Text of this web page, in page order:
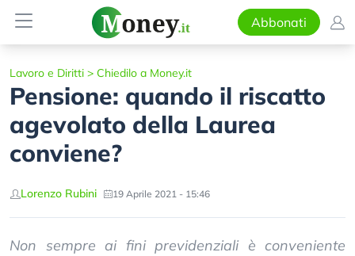
Abbonati
Lavoro e Diritti > Chiedilo a Money.it
Pensione: quando il riscatto
agevolato della Laurea
conviene?
Lorenzo Rubini 19 Aprile 2021 - 15:46
Non sempre ai fini previdenziali è conveniente